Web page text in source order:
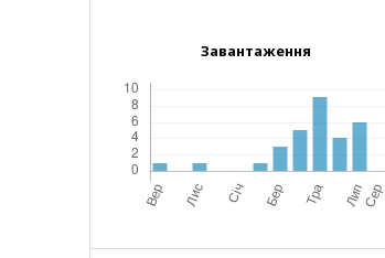
Завантаження